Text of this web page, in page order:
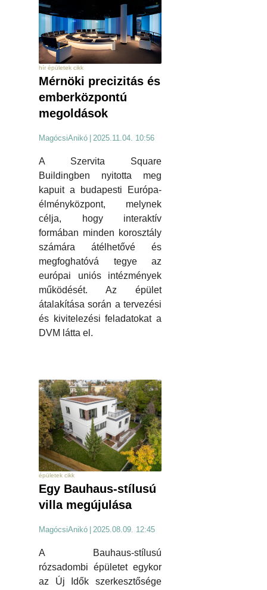
hír épületek cikk
Mérnöki precizitás és
emberközpontú
megoldások
MagócsiAnikó 2025.11.04. 10:56
A Szervita Square
Buildingben nyitotta meg
kapuit a budapesti Európa-
élményközpont, melynek
célja, hogy interaktív
formában minden korosztály
számára átélhetővé és
megfoghatóvá tegye az
európai uniós intézmények
működését. Az épület
átalakítása során a tervezési
és kivitelezési feladatokat a
DVM látta el.
épületek cikk
Egy Bauhaus-stílusú
villa megújulása
MagócsiAnikó 2025.08.09. 12:45
A Bauhaus-stílusú
rózsadombi épületet egykor
az Új Idők szerkesztősége